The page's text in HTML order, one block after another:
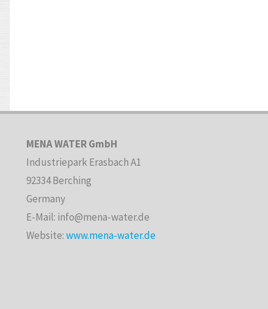
MENA WATER GmbH
Industriepark Erasbach A1
92334 Berching
Germany
E-Mail: info@mena-water.de
Website:www.mena-water.de